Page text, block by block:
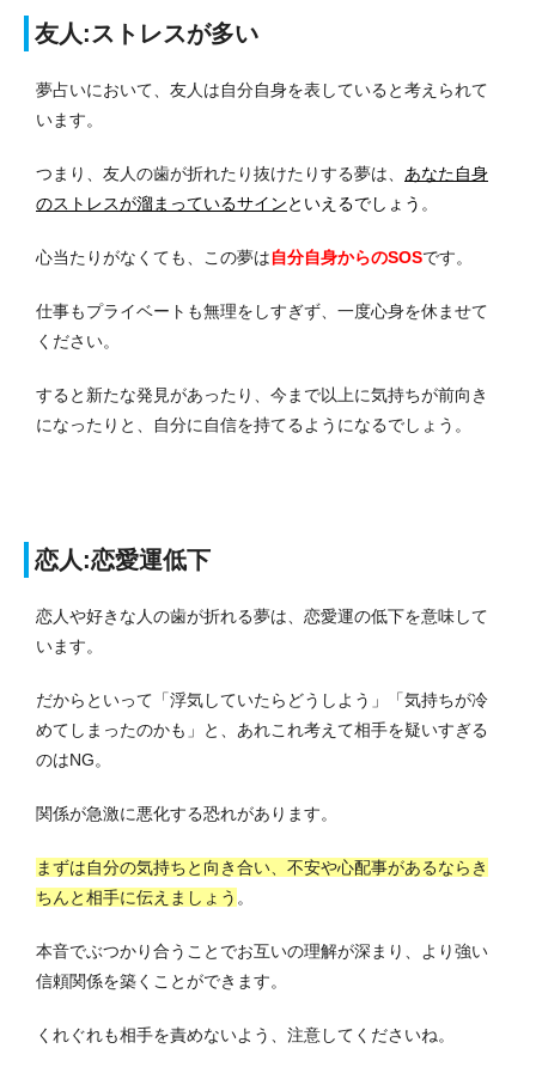
友人:ストレスが多い
夢占いにおいて、友人は自分自身を表していると考えられて
います。
つまり、友人の歯が折れたり抜けたりする夢は、 あなた自身
のストレスが溜まっているサインといえるでしょう 。
心当たりがなくても、この夢は自分自身からのSOSです。
仕事もプライベートも無理をしすぎず、一度心身を休ませて
ください。
すると新たな発見があったり、今まで以上に気持ちが前向き
になったりと、自分に自信を持てるようになるでしょう。
恋人:恋愛運低下
恋人や好きな人の歯が折れる夢は、恋愛運の低下を意味して
います。
だからといって「浮気していたらどうしよう」「気持ちが冷
めてしまったのかも」と、あれこれ考えて相手を疑いすぎる
のはNG。
関係が急激に悪化する恐れがあります。
まずは自分の気持ちと向き合い、不安や心配事があるならき
ちんと相手に伝えましょう 。
本音でぶつかり合うことでお互いの理解が深まり、より強い
信頼関係を築くことができます。
くれぐれも相手を責めないよう、注意してくださいね。